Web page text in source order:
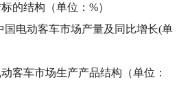
的结构（单位：%）
国电动客车市场产量及同比增长(单
客车市场生产产品结构（单位：